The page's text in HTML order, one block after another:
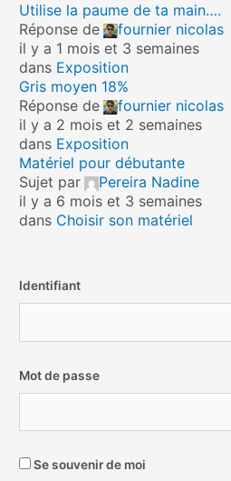
Utilise la paume de ta main….
Réponse de
fournier nicolas
il y a 1 mois et 3 semaines
dans Exposition
Gris moyen 18%
Réponse de
fournier nicolas
il y a 2 mois et 2 semaines
dans Exposition
Matériel pour débutante
Sujet par
Pereira Nadine
il y a 6 mois et 3 semaines
dans Choisir son matériel
Identifiant
Mot de passe
Se souvenir de moi